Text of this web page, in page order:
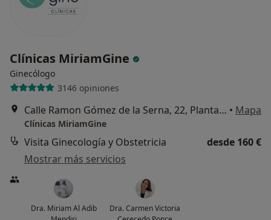
Clínicas MiriamGine
Ginecólogo
3146 opiniones
Calle Ramon Gómez de la Serna, 22, Planta 2, Piso 203, Marbella • Mapa
Clínicas MiriamGine
Visita Ginecología y Obstetricia
desde 160 €
Mostrar más servicios
Dra. Miriam Al Adib
Dra. Carmen Victoria